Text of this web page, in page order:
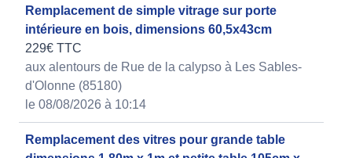
Remplacement de simple vitrage sur porte
intérieure en bois, dimensions 60,5x43cm
229€ TTC
aux alentours de Rue de la calypso à Les Sables-
d'Olonne (85180)
le 08/08/2026 à 10:14
Remplacement des vitres pour grande table